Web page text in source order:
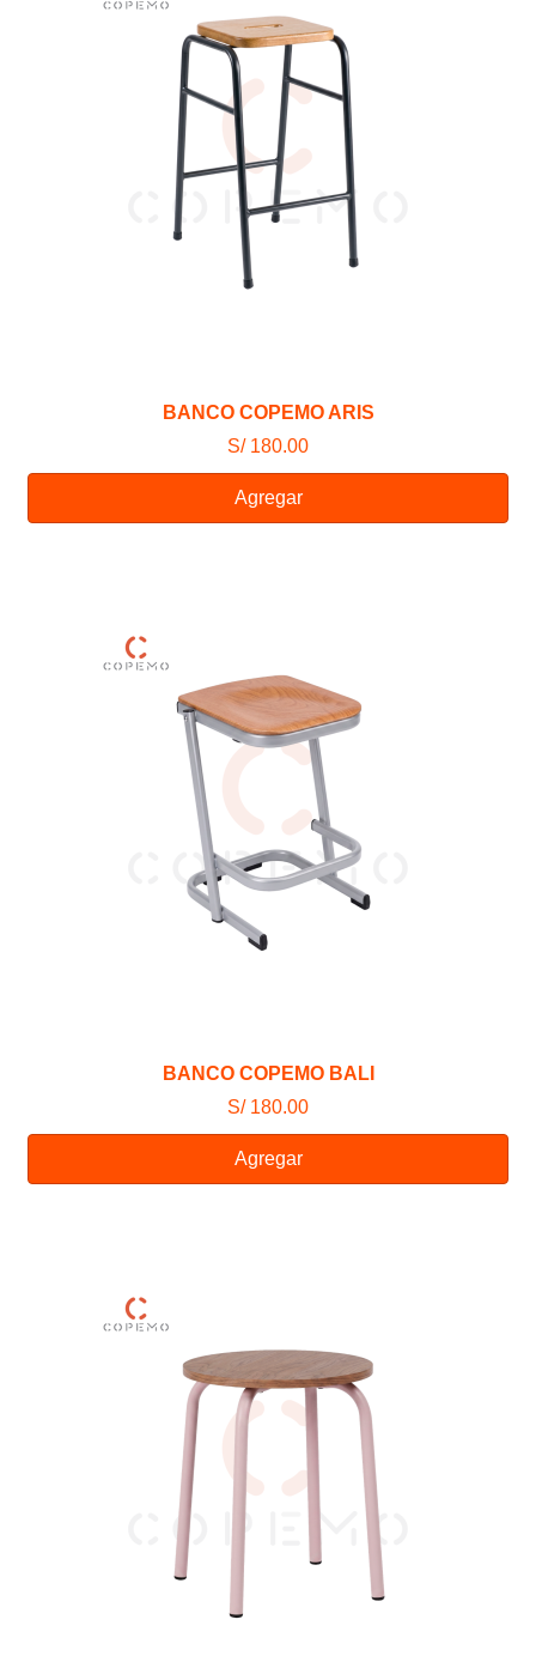
BANCO COPEMO ARIS
S/ 180.00
Agregar
BANCO COPEMO BALI
S/ 180.00
Agregar